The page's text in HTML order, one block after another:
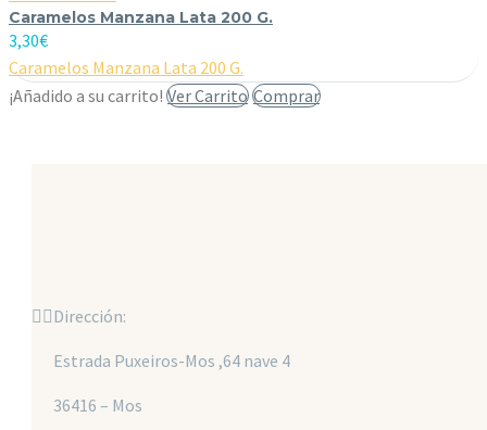
Caramelos Manzana Lata 200 G.
3,30€
Caramelos Manzana Lata 200 G.
¡Añadido a su carrito! Ver Carrito Comprar
Dirección:
Estrada Puxeiros-Mos ,64 nave 4
36416 – Mos